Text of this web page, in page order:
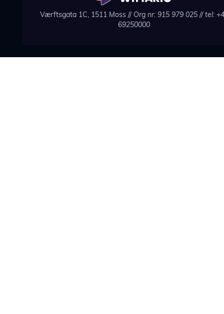
Værftsgata 1C, 1511 Moss // Org nr: 915 979 025// tel:
69250000